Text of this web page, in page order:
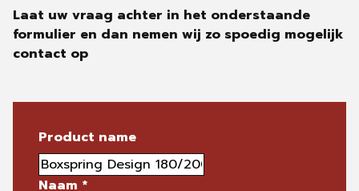
Laat uw vraag achter in het onderstaande
formulier en dan nemen wij zo spoedig mogelijk
contact op
Product name
Naam *